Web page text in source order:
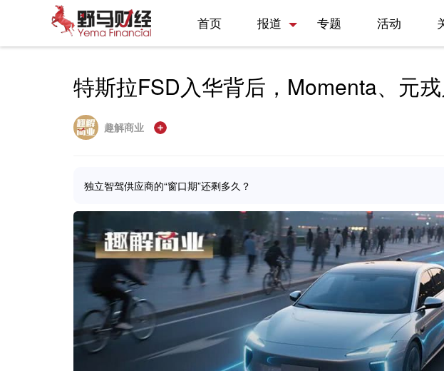
首页 报道 专题 活动
特斯拉FSD入华背后，Momenta、元戎
趣解商业
独立智驾供应商的“窗口期”还剩多久？